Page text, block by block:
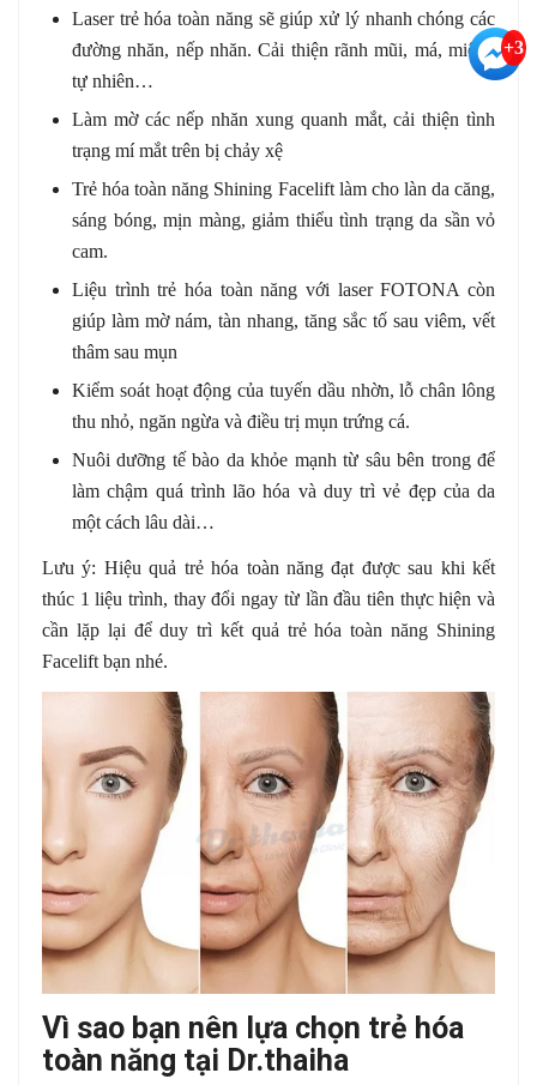
Laser trẻ hóa toàn năng sẽ giúp xử lý nhanh chóng các
đường nhăn, nếp nhăn. Cải thiện rãnh mũi, má, miệng
tự nhiên…
Làm mờ các nếp nhăn xung quanh mắt, cải thiện tình
trạng mí mắt trên bị chảy xệ
Trẻ hóa toàn năng Shining Facelift làm cho làn da căng,
sáng bóng, mịn màng, giảm thiểu tình trạng da sần vỏ
cam.
Liệu trình trẻ hóa toàn năng với laser FOTONA còn
giúp làm mờ nám, tàn nhang, tăng sắc tố sau viêm, vết
thâm sau mụn
Kiểm soát hoạt động của tuyến dầu nhờn, lỗ chân lông
thu nhỏ, ngăn ngừa và điều trị mụn trứng cá.
Nuôi dưỡng tế bào da khỏe mạnh từ sâu bên trong để
làm chậm quá trình lão hóa và duy trì vẻ đẹp của da
một cách lâu dài…
Lưu ý: Hiệu quả trẻ hóa toàn năng đạt được sau khi kết
thúc 1 liệu trình, thay đổi ngay từ lần đầu tiên thực hiện và
cần lặp lại để duy trì kết quả trẻ hóatoàn năng Shining
Facelift bạn nhé.
Vì sao bạn nên lựa chọn trẻ hóa
toàn năng tại Dr.thaiha
+3